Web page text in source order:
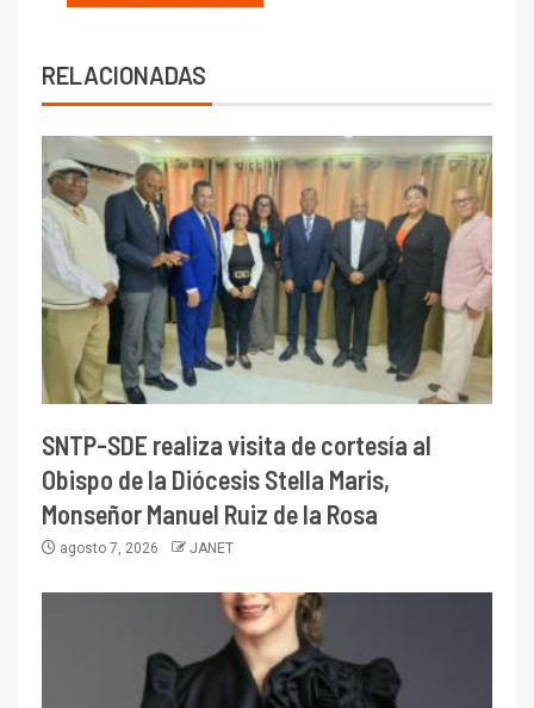
RELACIONADAS
SNTP-SDE realiza visita de cortesía al
Obispo de la Diócesis Stella Maris,
Monseñor Manuel Ruiz de la Rosa
agosto 7, 2026 JANET